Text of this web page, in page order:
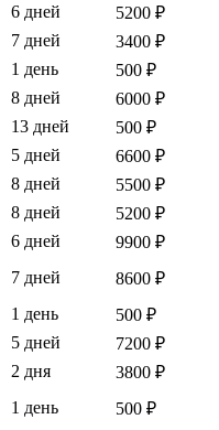
6 дней
5200 ₽
7 дней
3400 ₽
1 день
500 ₽
8 дней
6000 ₽
13 дней
500 ₽
5 дней
6600 ₽
8 дней
5500 ₽
8 дней
5200 ₽
6 дней
9900 ₽
7 дней
8600 ₽
1 день
500 ₽
5 дней
7200 ₽
2 дня
3800 ₽
1 день
500 ₽